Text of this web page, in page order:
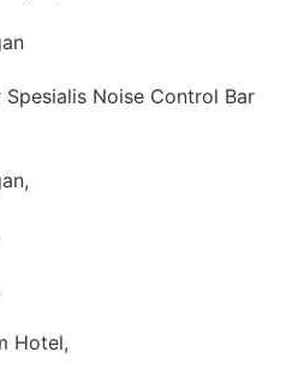
Noise Control Bar
Hotel,